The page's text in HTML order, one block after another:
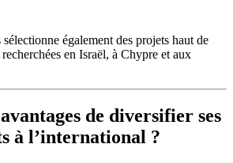
également des projets haut de
en Israël, à Chypre et aux
de diversifier ses
à l’international ?